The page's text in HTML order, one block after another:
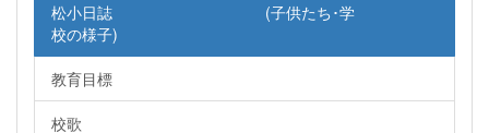
松小日誌 (子供たち･学
校の様子)
教育目標
校歌